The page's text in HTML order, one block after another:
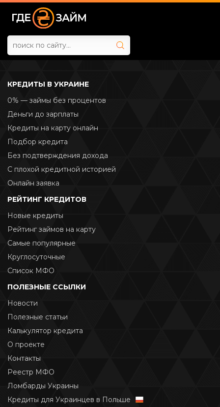
КРЕДИТЫ В УКРАИНЕ
0% — займы без процентов
Деньги до зарплаты
Кредиты на карту онлайн
Подбор кредита
Без подтверждения дохода
С плохой кредитной историей
Онлайн заявка
РЕЙТИНГ КРЕДИТОВ
Новые кредиты
Рейтинг займов на карту
Самые популярные
Круглосуточные
Список МФО
ПОЛЕЗНЫЕ ССЫЛКИ
Новости
Полезные статьи
Калькулятор кредита
О проекте
Контакты
Реестр МФО
Ломбарды Украины
Кредиты для Украинцев в Польше